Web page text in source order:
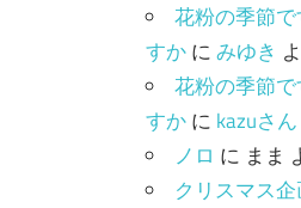
花粉の季節
すかにみゆき
花粉の季節
すかに kazuさん
ノロ に まま
クリスマス